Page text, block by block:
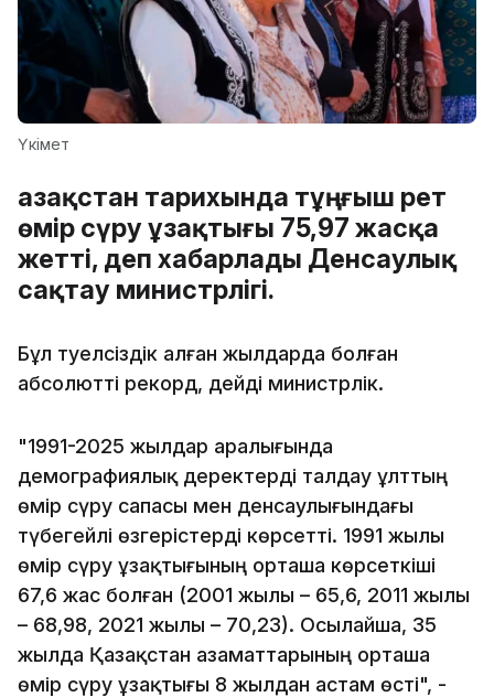
Үкімет
Қазақстан тарихында тұңғыш рет
өмір сүру ұзақтығы 75,97 жасқа
жетті, деп хабарлады Денсаулық
сақтау министрлігі.
Бұл тәуелсіздік алған жылдарда болған
абсолютті рекорд, дейді министрлік.
"1991-2025 жылдар аралығында
демографиялық деректерді талдау ұлттың
өмір сүру сапасы мен денсаулығындағы
түбегейлі өзгерістерді көрсетті. 1991 жылы
өмір сүру ұзақтығының орташа көрсеткіші
67,6 жас болған (2001 жылы – 65,6, 2011 жылы
– 68,98, 2021 жылы – 70,23). Осылайша, 35
жылда Қазақстан азаматтарының орташа
өмір сүру ұзақтығы 8 жылдан астам өсті", -